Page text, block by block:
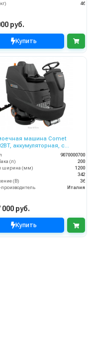
46
руб.
Купить
машина Comet
аккумуляторная, с
для оператора без АКБ и
9070000700
(л)
200
ширина (мм)
1200
342
(В)
36
Италия
000 руб.
Купить